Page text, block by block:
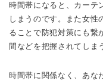
時間帯になると、カーテ
しまうのです。
また女性
ることで防犯対策にも繋
間などを把握されてしま
時間帯に関係なく、あな